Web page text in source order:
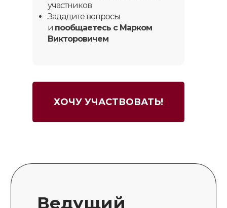
ХОЧУ УЧАСТВОВАТЬ!
участников
Зададите вопросы
и пообщаетесь с Марком
Викторовичем